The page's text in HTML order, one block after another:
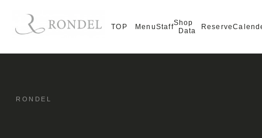
TOP MenuStaffShop
Data
Reserve